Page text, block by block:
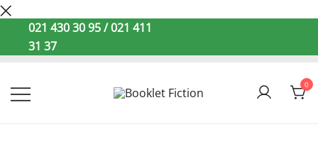
021 430 30 95 / 021 411
31 37
0